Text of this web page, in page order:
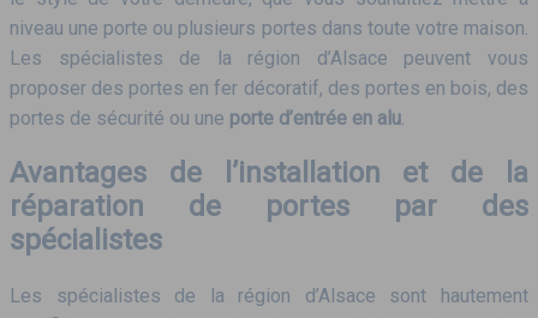
niveau une porte ou plusieurs portes dans toute votre maison.
Les spécialistes de la région d’Alsace peuvent vous
proposer des portes en fer décoratif, des portes en bois, des
portes de sécurité ou une porte d’entrée en alu
Avantages de l’installation et de la
réparation de portes par des
spécialistes
Les spécialistes de la région d’Alsace sont hautement